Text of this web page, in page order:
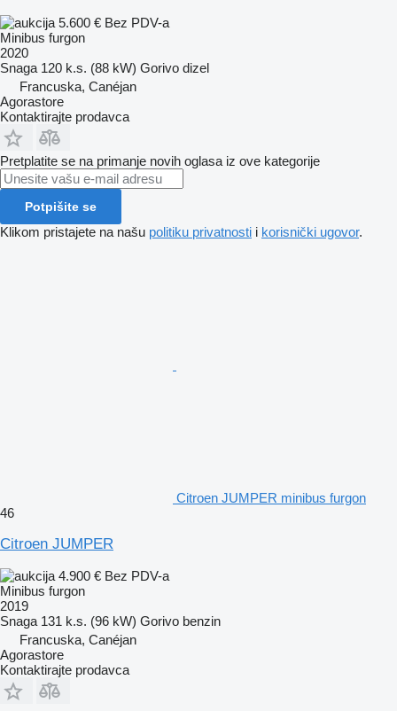
5.600 € Bez PDV-a
Minibus furgon
2020
Snaga 120 k.s. (88 kW) Gorivo dizel
Francuska, Canéjan
Agorastore
Kontaktirajte prodavca
Pretplatite se na primanje novih oglasa iz ove kategorije
Potpišite se
Klikom pristajete na našu politiku privatnosti i korisnički ugovor.
Citroen JUMPER minibus furgon
46
Citroen JUMPER
4.900 € Bez PDV-a
Minibus furgon
2019
Snaga 131 k.s. (96 kW) Gorivo benzin
Francuska, Canéjan
Agorastore
Kontaktirajte prodavca